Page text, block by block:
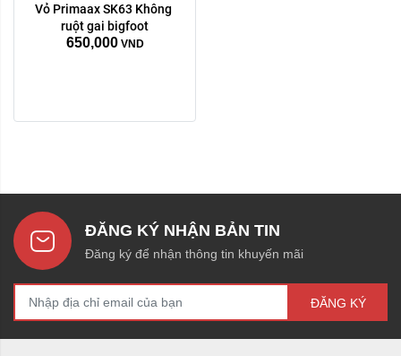
Vỏ Primaax SK63 Không
ruột gai bigfoot
650,000 VND
ĐĂNG KÝ NHẬN BẢN TIN
Đăng ký để nhận thông tin khuyến mãi
ĐĂNG KÝ